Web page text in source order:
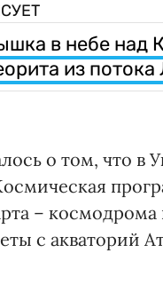
в небе над
из
о том, что в
–
с акваторий